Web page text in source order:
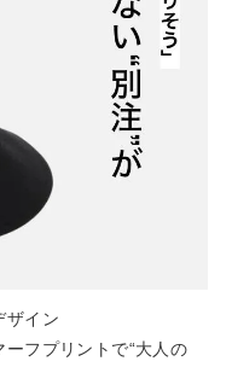
ザイン
フプリントで“大人の